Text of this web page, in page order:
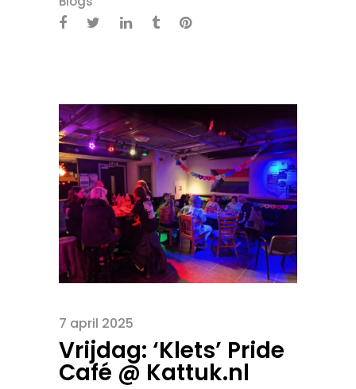
7 april 2025
Vrijdag: ‘Klets’ Pride
Café @ Kattuk.nl